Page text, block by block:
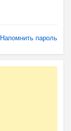
Напомнить пароль